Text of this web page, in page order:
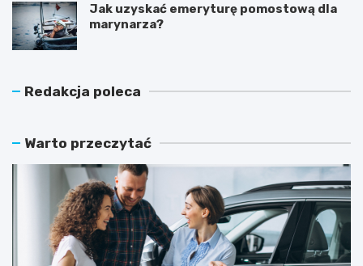
Jak uzyskać emeryturę pomostową dla
marynarza?
Redakcja poleca
Warto przeczytać